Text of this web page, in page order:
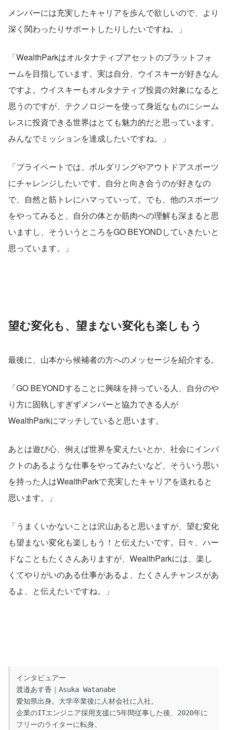
メンバーには充実したキャリアを歩んで欲しいので、より
深く関わったりサポートしたりしたいですね。」
「WealthParkはオルタナティブアセットのプラットフォ
ームを目指しています。実は自分、ウイスキーが好きなん
ですよ。ウイスキーもオルタナティブ投資の対象になると
思うのですが、テクノロジーを使って身近なものにシーム
レスに投資できる世界はとても魅力的だと思っています。
みんなでミッションを達成したいですね。」
「プライベートでは、ボルダリングやアウトドアスポーツ
にチャレンジしたいです。自分と向き合うのが好きなの
で、自然と筋トレにハマっていって。でも、他のスポーツ
をやってみると、自分の体とか筋肉への理解も深まると思
いますし、そういうところをGO BEYONDしていきたいと
思っています。」
望む変化も、望まない変化も楽しもう
最後に、山本から候補者の方へのメッセージを紹介する。
「GO BEYONDすることに興味を持っている人、自分のや
り方に固執しすぎずメンバーと協力できる人が
WealthParkにマッチしていると思います。
あとは遊び心、例えば世界を変えたいとか、社会にインパ
クトのあるような仕事をやってみたいなど、そういう思い
を持った人はWealthParkで充実したキャリアを送れると
思います。」
「うまくいかないことは沢山あると思いますが、望む変化
も望まない変化も楽しもう！と伝えたいです。日々、ハー
ドなこともたくさんありますが、WealthParkには、楽し
くてやりがいのある仕事があるよ、たくさんチャンスがあ
るよ、と伝えたいですね。」
インタビュアー
渡邉あす香｜Asuka Watanabe
愛知県出身。大学卒業後に人材会社に入社。
企業のITエンジニア採用支援に5年間従事した後、2020年に
フリーのライターに転身。